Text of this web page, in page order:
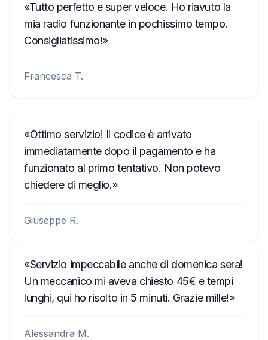
Tutto perfetto e super veloce. Ho riavuto la
mia radio funzionante in pochissimo tempo.
Consigliatissimo!
Francesca T.
Ottimo servizio! Il codice è arrivato
immediatamente dopo il pagamento e ha
funzionato al primo tentativo. Non potevo
chiedere di meglio.
Giuseppe R.
Servizio impeccabile anche di domenica sera!
Un meccanico mi aveva chiesto 45€ e tempi
lunghi, qui ho risolto in 5 minuti. Grazie mille!
Alessandra M.